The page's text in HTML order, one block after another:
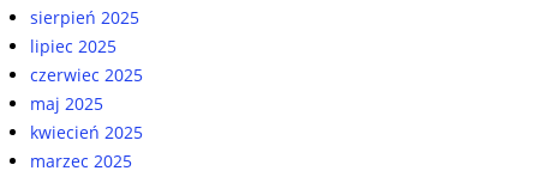
sierpień 2025
lipiec 2025
czerwiec 2025
maj 2025
kwiecień 2025
marzec 2025